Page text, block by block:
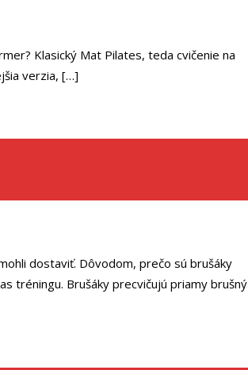
Klasický Mat Pilates, teda cvičenie na
verzia, […]
dostaviť. Dôvodom, prečo sú brušáky
tréningu. Brušáky precvičujú priamy brušný